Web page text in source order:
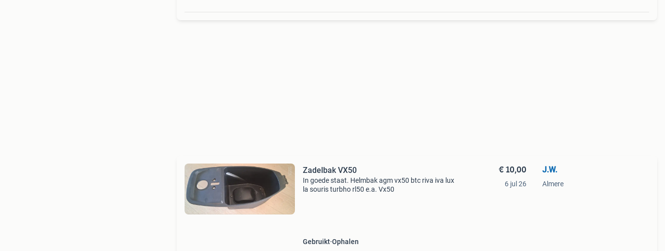
Zadelbak VX50
In goede staat. Helmbak agm vx50 btc riva iva lux
la souris turbho rl50 e.a. Vx50
Gebruikt Ophalen
€ 10,00
6 jul 26
J.W.
Almere